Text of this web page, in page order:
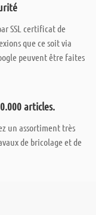
SSL certificat de
que ce soit via
peuvent être faites
articles.
un assortiment très
de bricolage et de